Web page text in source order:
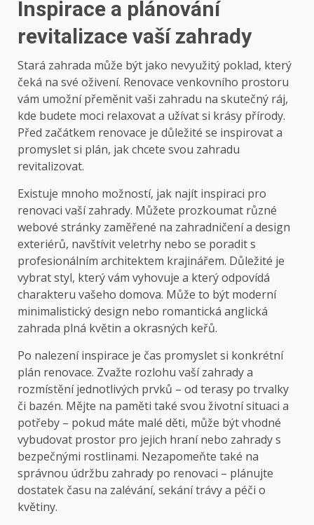
Inspirace a plánování
revitalizace vaší zahrady
Stará zahrada může být jako nevyužitý poklad, který
čeká na své oživení. Renovace venkovního prostoru
vám umožní přeměnit vaši zahradu na skutečný ráj,
kde budete moci relaxovat a užívat si krásy přírody.
Před začátkem renovace je důležité se inspirovat a
promyslet si plán, jak chcete svou zahradu
revitalizovat.
Existuje mnoho možností, jak najít inspiraci pro
renovaci vaší zahrady. Můžete prozkoumat různé
webové stránky zaměřené na zahradničení a design
exteriérů, navštívit veletrhy nebo se poradit s
profesionálním architektem krajinářem. Důležité je
vybrat styl, který vám vyhovuje a který odpovídá
charakteru vašeho domova. Může to být moderní
minimalistický design nebo romantická anglická
zahrada plná květin a okrasných keřů.
Po nalezení inspirace je čas promyslet si konkrétní
plán renovace. Zvažte rozlohu vaší zahrady a
rozmístění jednotlivých prvků – od terasy po trvalky
či bazén. Mějte na paměti také svou životní situaci a
potřeby – pokud máte malé děti, může být vhodné
vybudovat prostor pro jejich hraní nebo zahrady s
bezpečnými rostlinami. Nezapomeňte také na
správnou údržbu zahrady po renovaci – plánujte
dostatek času na zalévání, sekání trávy a péči o
květiny.